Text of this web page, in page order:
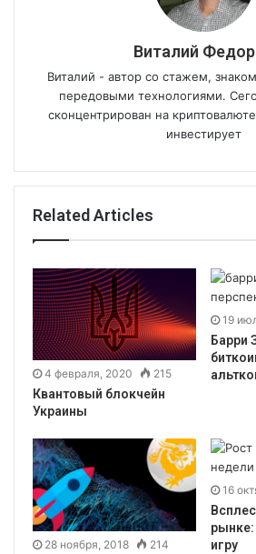
Виталий
Виталий - автор со стажем,
передовыми технологиями.
сконцентрирован на
инвестирует
Related Articles
4 февраля, 2020 215
Квантовый блокчейн
Украины
19
Барри
28 ноября, 2018 214
16
рынке:
игру